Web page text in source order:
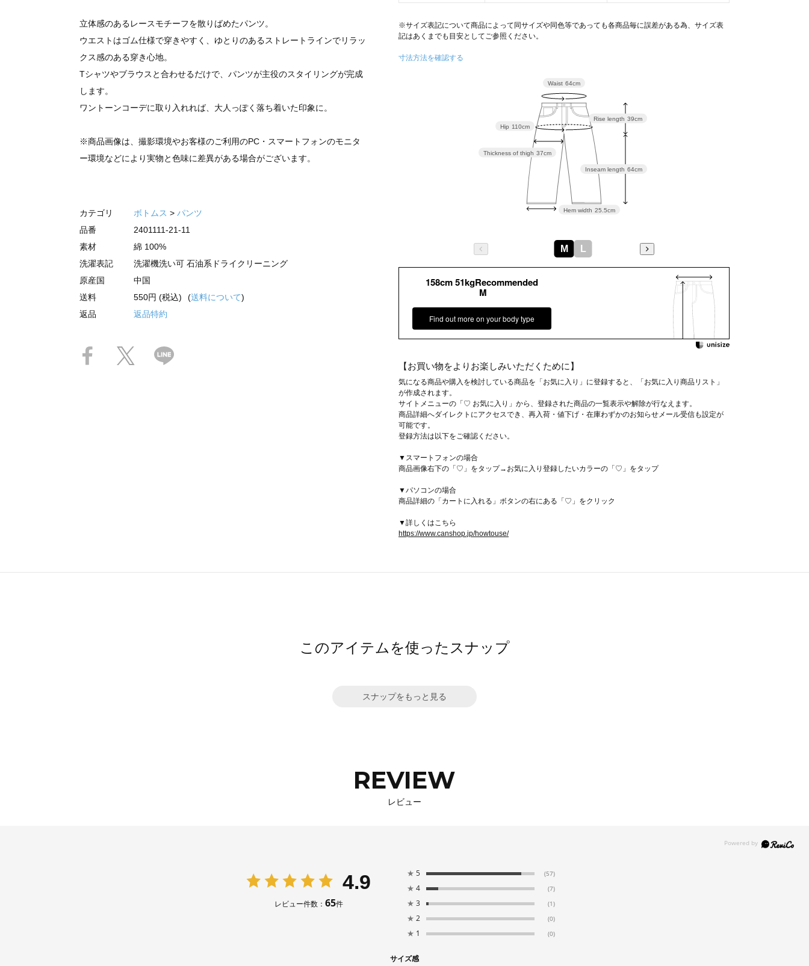
立体感のあるレースモチーフを散りばめたパンツ。
ウエストはゴム仕様で穿きやすく、ゆとりのあるストレートラインでリラッ
クス感のある穿き心地。
Tシャツやブラウスと合わせるだけで、パンツが主役のスタイリングが完成
します。
ワントーンコーデに取り入れれば、大人っぽく落ち着いた印象に。
※商品画像は、撮影環境やお客様のご利用のPC・スマートフォンのモニタ
ー環境などにより実物と色味に差異がある場合がございます。
カテゴリ ボトムス > パンツ
品番
2401111-21-11
素材
綿 100%
洗濯表記
洗濯機洗い可 石油系ドライクリーニング
原産国
中国
送料
550円 (税込) (送料について)
返品
返品特約
※サイズ表記について商品によって同サイズや同色等であっても各商品毎に誤差がある為、サイズ表
記はあくまでも目安としてご参照ください。
寸法方法を確認する
Inseam length 64cm
Rise length 39cm
Hem width 25.5cm
Thickness of thigh 37cm
Hip 110cm
Waist 64cm
M L
158cm 51kgRecommended
M
Find out more on your body type
【お買い物をよりお楽しみいただくために】
気になる商品や購入を検討している商品を「お気に入り」に登録すると、「お気に入り商品リスト」
が作成されます。
サイトメニューの「♡ お気に入り」から、登録された商品の一覧表示や解除が行なえます。
商品詳細へダイレクトにアクセスでき、再入荷・値下げ・在庫わずかのお知らせメール受信も設定が
可能です。
登録方法は以下をご確認ください。
▼スマートフォンの場合
商品画像右下の「♡」をタップ→お気に入り登録したいカラーの「♡」をタップ
▼パソコンの場合
商品詳細の「カートに入れる」ボタンの右にある「♡」をクリック
▼詳しくはこちら
https://www.canshop.jp/howtouse/
このアイテムを使ったスナップ
スナップをもっと見る
REVIEW
レビュー
4.9
レビュー件数： 65件
★ 5 (57)
★ 4 (7)
★ 3 (1)
★ 2 (0)
★ 1 (0)
サイズ感